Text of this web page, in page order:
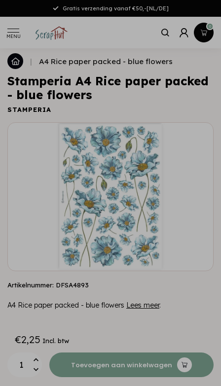
Gratis verzending vanaf €50,-[NL/DE]
MENU
0
| A4 Rice paper packed - blue flowers
Stamperia A4 Rice paper packed
- blue flowers
STAMPERIA
Artikelnummer: DFSA4893
A4 Rice paper packed - blue flowers Lees meer.
€2,25 Incl. btw
Toevoegen aan winkelwagen